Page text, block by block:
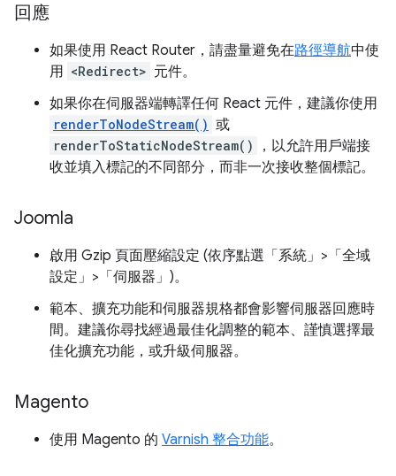
回應
如果使用 React Router，請盡量避免在路徑導航中使
用 <Redirect> 元件。
如果你在伺服器端轉譯任何 React 元件，建議你使用
renderToNodeStream() 或
renderToStaticNodeStream()
，以允許用戶端接
收並填入標記的不同部分，而非一次接收整個標記。
Joomla
啟用 Gzip 頁面壓縮設定 (依序點選「系統」>「全域
設定」>「伺服器」)。
範本、擴充功能和伺服器規格都會影響伺服器回應時
間。建議你尋找經過最佳化調整的範本、謹慎選擇最
佳化擴充功能，或升級伺服器。
Magento
使用 Magento 的 Varnish 整合功能。